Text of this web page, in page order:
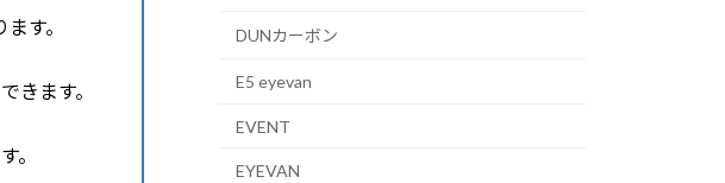
す。
きます。
。
DUNカーボン
E5 eyevan
EVENT
EYEVAN